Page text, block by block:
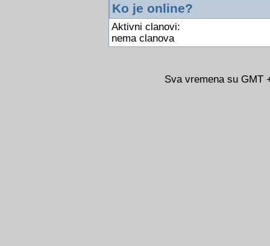
Ko je online?
Aktivni clanovi:
nema clanova
Sva vremena su GMT